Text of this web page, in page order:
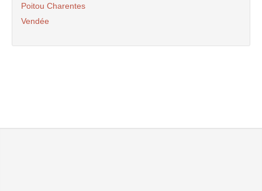
Poitou Charentes
Vendée